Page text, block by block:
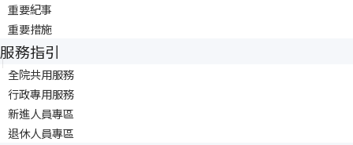
重要紀事
重要措施
服務指引
全院共用服務
行政專用服務
新進人員專區
退休人員專區